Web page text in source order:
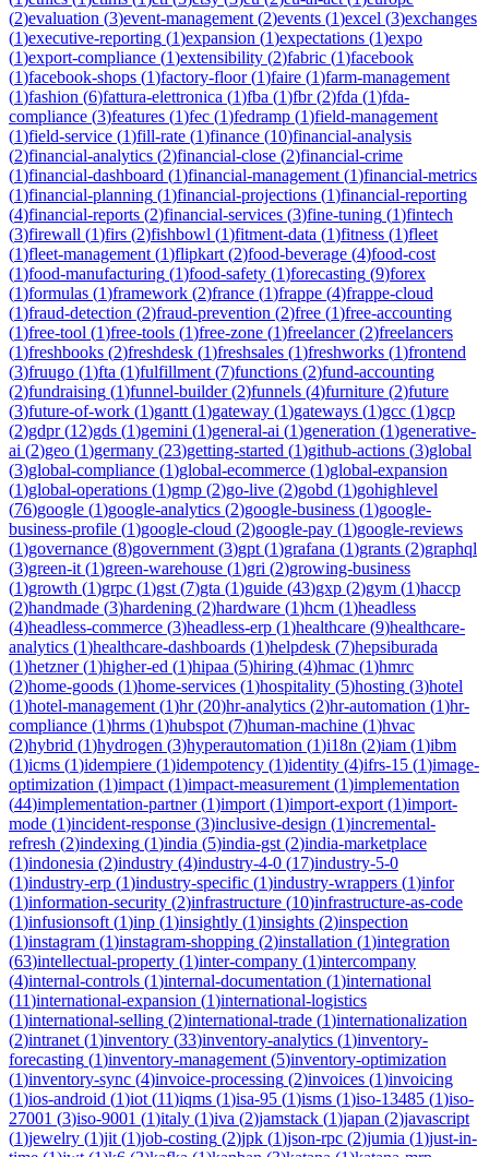
(2)evaluation (3)event-management (2)events (1)excel (3)exchanges
(1)executive-reporting (1)expansion (1)expectations (1)expo
(1)export-compliance (1)extensibility (2)fabric (1)facebook
(1)facebook-shops (1)factory-floor(1)faire (1)farm-management
(1)fashion (6)fattura-elettronica (1)fba (1)fbr(2)fda (1)fda-
compliance (3)features (1)fec (1)fedramp (1)field-management
(1)field-service (1)fill-rate (1)finance (10)financial-analysis
(2)financial-analytics (2)financial-close (2)financial-crime
(1)financial-dashboard (1)financial-management (1)financial-metrics
(1)financial-planning (1)financial-projections (1)financial-reporting
(4)financial-reports (2)financial-services (3)fine-tuning (1)fintech
(3)firewall (1)firs (2)fishbowl (1)fitment-data (1)fitness (1)fleet
(1)fleet-management (1)flipkart (2)food-beverage (4)food-cost
(1)food-manufacturing (1)food-safety (1)forecasting (9)forex
(1)formulas (1)framework (2)france (1)frappe (4)frappe-cloud
(1)fraud-detection (2)fraud-prevention (2)free (1)free-accounting
(1)free-tool (1)free-tools (1)free-zone (1)freelancer(2)freelancers
(1)freshbooks (2)freshdesk (1)freshsales (1)freshworks (1)frontend
(3)fruugo (1)fta (1)fulfillment (7)functions (2)fund-accounting
(2)fundraising (1)funnel-builder(2)funnels (4)furniture (2)future
(3)future-of-work (1)gantt (1)gateway (1)gateways (1)gcc (1)gcp
(2)gdpr(12)gds (1)gemini (1)general-ai (1)generation (1)generative-
ai (2)geo (1)germany (23)getting-started (1)github-actions (3)global
(3)global-compliance (1)global-ecommerce (1)global-expansion
(1)global-operations (1)gmp (2)go-live (2)gobd (1)gohighlevel
(76)google (1)google-analytics (2)google-business (1)google-
business-profile (1)google-cloud (2)google-pay (1)google-reviews
(1)governance (8)government (3)gpt (1)grafana (1)grants (2)graphql
(3)green-it (1)green-warehouse (1)gri (2)growing-business
(1)growth (1)grpc (1)gst (7)gta (1)guide (43)gxp (2)gym (1)haccp
(2)handmade (3)hardening (2)hardware (1)hcm (1)headless
(4)headless-commerce (3)headless-erp (1)healthcare (9)healthcare-
analytics (1)healthcare-dashboards (1)helpdesk (7)hepsiburada
(1)hetzner(1)higher-ed (1)hipaa (5)hiring (4)hmac (1)hmrc
(2)home-goods (1)home-services (1)hospitality (5)hosting (3)hotel
(1)hotel-management (1)hr(20)hr-analytics (2)hr-automation (1)hr-
compliance (1)hrms (1)hubspot (7)human-machine (1)hvac
(2)hybrid (1)hydrogen (3)hyperautomation (1)i18n (2)iam (1)ibm
(1)icms (1)idempiere (1)idempotency (1)identity (4)ifrs-15 (1)image-
optimization (1)impact (1)impact-measurement (1)implementation
(44)implementation-partner(1)import (1)import-export (1)import-
mode (1)incident-response (3)inclusive-design (1)incremental-
refresh (2)indexing (1)india (5)india-gst (2)india-marketplace
(1)indonesia (2)industry (4)industry-4-0 (17)industry-5-0
(1)industry-erp (1)industry-specific (1)industry-wrappers (1)infor
(1)information-security (2)infrastructure (10)infrastructure-as-code
(1)infusionsoft (1)inp (1)insightly (1)insights (2)inspection
(1)instagram (1)instagram-shopping (2)installation (1)integration
(63)intellectual-property (1)inter-company (1)intercompany
(4)internal-controls (1)internal-documentation (1)international
(11)international-expansion (1)international-logistics
(1)international-selling (2)international-trade (1)internationalization
(2)intranet (1)inventory (33)inventory-analytics (1)inventory-
forecasting (1)inventory-management (5)inventory-optimization
(1)inventory-sync (4)invoice-processing (2)invoices (1)invoicing
(1)ios-android (1)iot (11)iqms (1)isa-95 (1)isms (1)iso-13485 (1)iso-
27001 (3)iso-9001 (1)italy (1)iva (2)jamstack (1)japan (2)javascript
(1)jewelry (1)jit (1)job-costing (2)jpk (1)json-rpc (2)jumia (1)just-in-